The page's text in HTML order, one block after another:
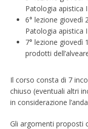
Patologia apistica I
6° lezione giovedì
Patologia apistica
7° lezione giovedì
prodotti
Il corso consta di 7
chiuso (eventuali altri
in considerazione
Gli argomenti proposti